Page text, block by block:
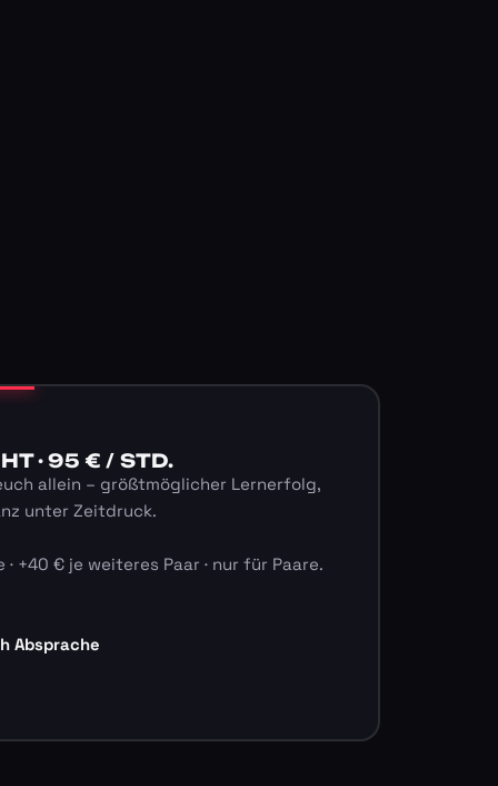
· 95 € / STD.
allein – größtmöglicher Lernerfolg,
unter Zeitdruck.
+40 € je weiteres Paar · nur für Paare.
Absprache